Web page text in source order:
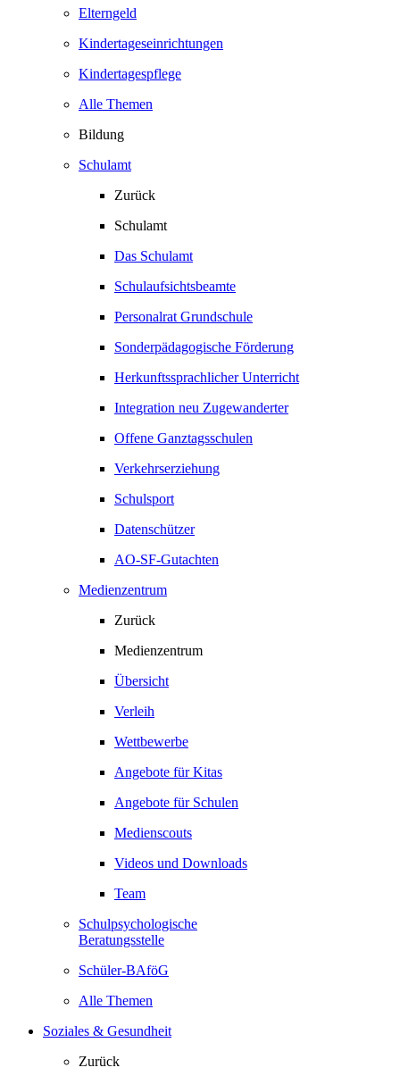
Elterngeld
Kindertageseinrichtungen
Kindertagespflege
Alle Themen
Bildung
Schulamt
Zurück
Schulamt
Das Schulamt
Schulaufsichtsbeamte
Personalrat Grundschule
Sonderpädagogische Förderung
Herkunftssprachlicher Unterricht
Integration neu Zugewanderter
Offene Ganztagsschulen
Verkehrserziehung
Schulsport
Datenschützer
AO-SF-Gutachten
Medienzentrum
Zurück
Medienzentrum
Übersicht
Verleih
Wettbewerbe
Angebote für Kitas
Angebote für Schulen
Medienscouts
Videos und Downloads
Team
Schulpsychologische
Beratungsstelle
Schüler-BAföG
Alle Themen
Soziales & Gesundheit
Zurück